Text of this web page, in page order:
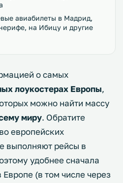
авиабилеты в Мадрид,
на Ибицу и другие
о самых
лоукостерах Европы,
можно найти массу
миру. Обратите
европейских
выполняют рейсы в
удобнее сначала
Европе (в том числе через